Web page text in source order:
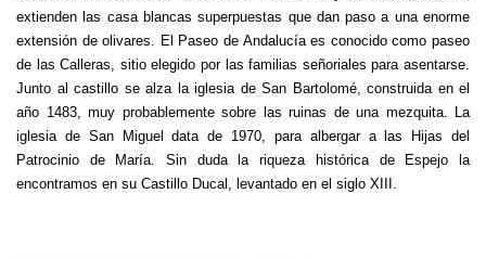
extienden las casa blancas superpuestas que dan paso a una enorme
extensión de olivares. El Paseo de Andalucía es conocido como paseo
de las Calleras, sitio elegido por las familias señoriales para asentarse.
Junto al castillo se alza la iglesia de San Bartolomé, construida en el
año 1483, muy probablemente sobre las ruinas de una mezquita. La
iglesia de San Miguel data de 1970, para albergar a las Hijas del
Patrocinio de María. Sin duda la riqueza histórica de Espejo la
encontramos en su Castillo Ducal, levantado en el siglo XIII.